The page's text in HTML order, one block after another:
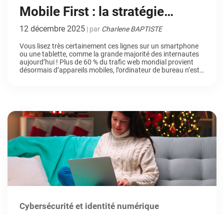
Mobile First : la stratégie
incontournable pour un site
web performant et bien
référencé
12 décembre 2025 | par Charlene BAPTISTE
Vous lisez très certainement ces lignes sur un smartphone
ou une tablette, comme la grande majorité des internautes
aujourd’hui ! Plus de 60 % du trafic web mondial provient
désormais d’appareils mobiles, l’ordinateur de bureau n’est
Cybersécurité et identité numérique